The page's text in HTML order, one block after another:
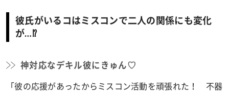
彼氏がいるコはミスコンで二人の関係にも変化
が…⁉
神対応なデキル彼にきゅん♡
「彼の応援があったからミスコン活動を頑張れた！ 不器